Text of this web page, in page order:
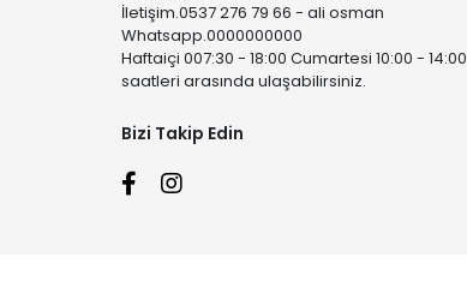
İletişim.0537 276 79 66 - ali osman
Whatsapp.0000000000
Haftaiçi 007:30 - 18:00 Cumartesi 10:00 - 14:00
saatleri arasında ulaşabilirsiniz.
Bizi Takip Edin